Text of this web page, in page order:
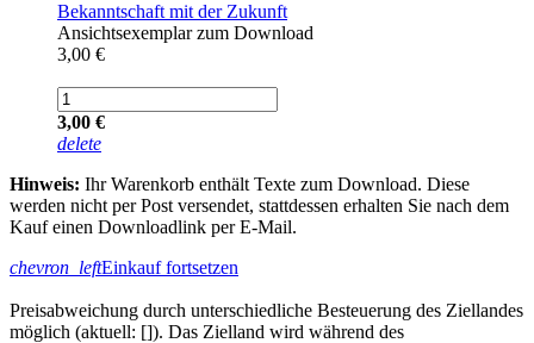
Bekanntschaft mit der Zukunft
Ansichtsexemplar zum Download
3,00 €
3,00 €
delete
Hinweis: Ihr Warenkorb enthält Texte zum Download. Diese
werden nicht per Post versendet, stattdessen erhalten Sie nach dem
Kauf einen Downloadlink per E-Mail.
chevron_leftEinkauf fortsetzen
Preisabweichung durch unterschiedliche Besteuerung des Ziellandes
möglich (aktuell: []). Das Zielland wird während des